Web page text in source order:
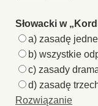
Słowacki w
a) zasadę
b) wszystkie
c) zasady
d) zasadę
Rozwiązanie